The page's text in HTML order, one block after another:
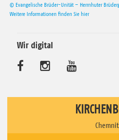
© Evangelische Brüder-Unität – Herrnhuter
Weitere Informationen finden Sie hier
Wir digital
B
s